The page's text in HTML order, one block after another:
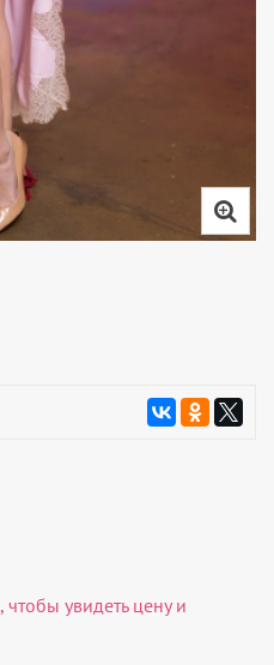
, чтобы увидеть цену и